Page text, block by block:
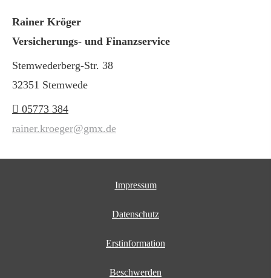
Rainer Kröger
Versicherungs- und Finanzservice
Stemwederberg-Str. 38
32351 Stemwede
05773 384
rainer.kroeger@gmx.de
Impressum
Datenschutz
Erstinformation
Beschwerden